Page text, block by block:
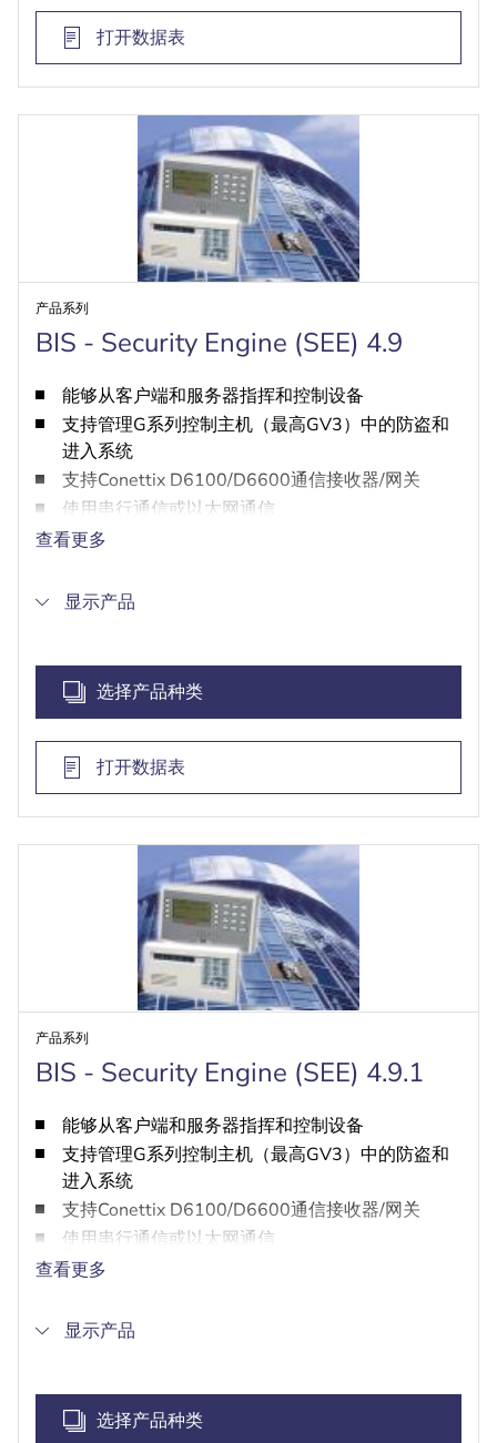
打开数据表
产品系列
BIS - Security Engine (SEE) 4.9
能够从客户端和服务器指挥和控制设备
支持管理G系列控制主机（最高GV3）中的防盗和
进入系统
支持Conettix D6100/D6600通信接收器/网关
使用串行通信或以太网通信
提供时间表控制
查看更多
显示产品
选择产品种类
打开数据表
产品系列
BIS - Security Engine (SEE) 4.9.1
能够从客户端和服务器指挥和控制设备
支持管理G系列控制主机（最高GV3）中的防盗和
进入系统
支持Conettix D6100/D6600通信接收器/网关
使用串行通信或以太网通信
提供时间表控制
查看更多
显示产品
选择产品种类